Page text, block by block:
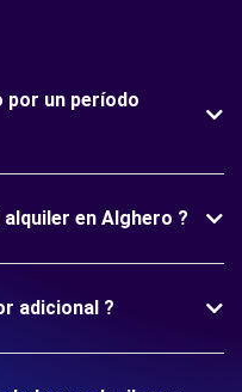
por un período
en Alghero ?
adicional ?